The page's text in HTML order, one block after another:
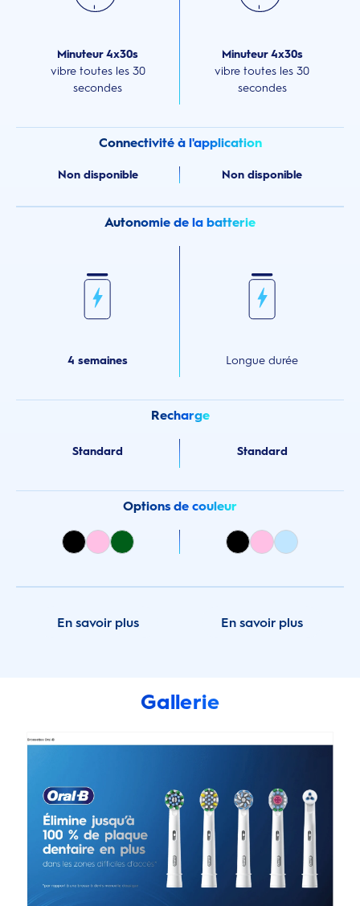
Minuteur 4x30s
vibre toutes les 30
secondes
Minuteur 4x30s
vibre toutes les 30
secondes
Connectivité à l'application
Non disponible Non disponible
Autonomie de la batterie
4 semaines Longue durée
Recharge
Standard Standard
Options de couleur
En savoir plus En savoir plus
Gallerie